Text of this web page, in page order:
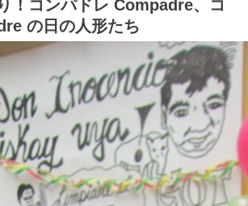
！コンパドレ Compadre、コ
の日の人形たち